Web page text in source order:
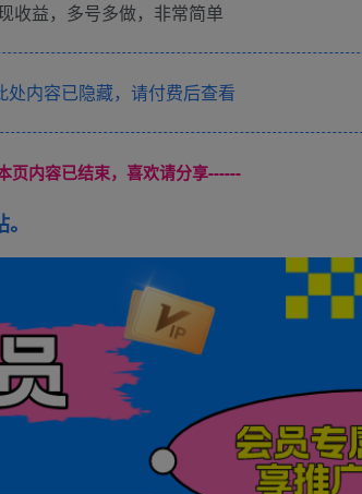
收益，多号多做，非常简单
处内容已隐藏，请付费后查看
页内容已结束，喜欢请分享------